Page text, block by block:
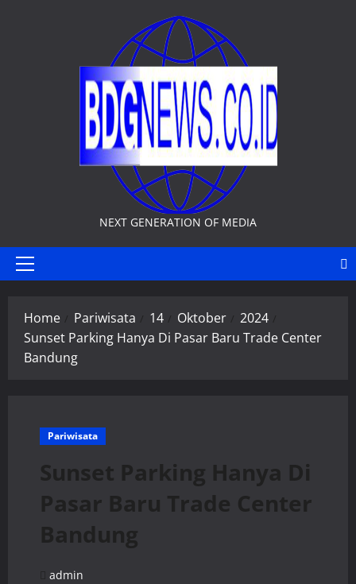
NEXT GENERATION OF MEDIA
Primary
Home Pariwisata 14 Oktober
2024
Sunset Parking Hanya Di Pasar Baru Trade Center
Bandung
Pariwisata
Sunset Parking Hanya Di
Pasar Baru Trade Center
Bandung
admin